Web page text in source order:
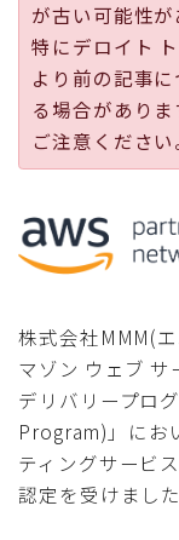
採用
公式ページ
が古い可能性が
特にデロイト
より前の記事
る場合がありま
ご注意ください
株式会社MMM(
マゾン ウェブ サ
デリバリープロ
Program)」にお
ティングサービ
認定を受けました